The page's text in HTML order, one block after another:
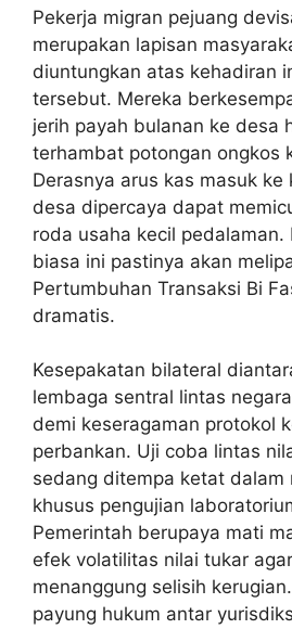
Pekerja migran pejuang
merupakan lapisan
diuntungkan atas kehadiran
tersebut. Mereka
jerih payah bulanan ke desa
terhambat potongan ongkos
Derasnya arus kas masuk ke
desa dipercaya dapat
roda usaha kecil pedalaman.
biasa ini pastinya akan
Pertumbuhan Transaksi Bi
dramatis.
Kesepakatan bilateral
lembaga sentral lintas
demi keseragaman protokol
perbankan. Uji coba lintas
sedang ditempa ketat dalam
khusus pengujian
Pemerintah berupaya mati
efek volatilitas nilai tukar
menanggung selisih
payung hukum antar